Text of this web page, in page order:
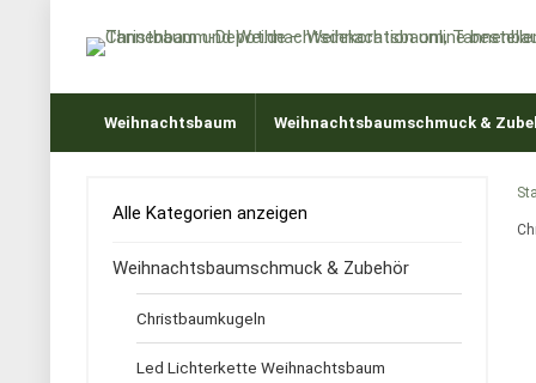
Weihnachtsbaum Weihnachtsbaumschmuck &
Alle Kategorien anzeigen
Weihnachtsbaumschmuck & Zubehör
Christbaumkugeln
Led Lichterkette Weihnachtsbaum